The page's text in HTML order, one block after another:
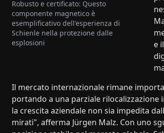
e
Robusto e certificato: Questo
componente magnetico è
esemplificativo dell'esperienza di
Schienle nella protezione dalle
esplosioni
Il mercato internazionale rimane
portando a una parziale rilocalizzazione
la crescita aziendale non sia impedita
mirati", afferma Jürgen Malz. Con uno